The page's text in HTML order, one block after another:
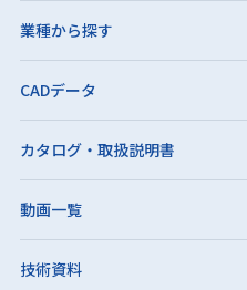
業種から探す
CADデータ
カタログ・取扱説明書
動画一覧
技術資料